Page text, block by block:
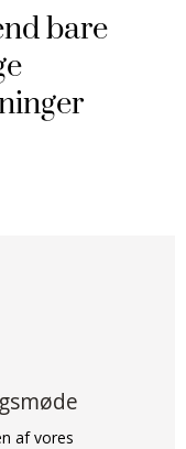
bare
af vores